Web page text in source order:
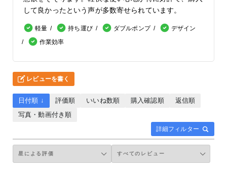
して良かったという声が多数寄せられています。
軽量 持ち運び ダブルポンプ
デザイン
作業効率
レビューを書く
詳細フィルター
日付順 ↓ 評価順 いいね数順 購入確認順
返信順
写真・動画付き順